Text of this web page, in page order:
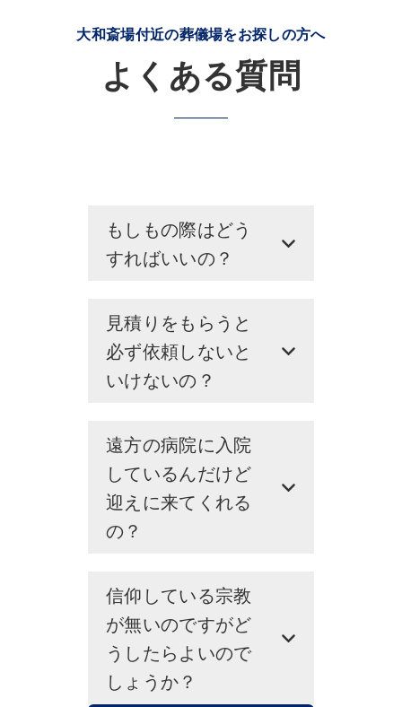
大和斎場付近の葬儀場をお探しの方へ
よくある質問
もしもの際はどう
すればいいの？
見積りをもらうと
必ず依頼しないと
いけないの？
遠方の病院に入院
しているんだけど
迎えに来てくれる
の？
信仰している宗教
が無いのですがど
うしたらよいので
しょうか？